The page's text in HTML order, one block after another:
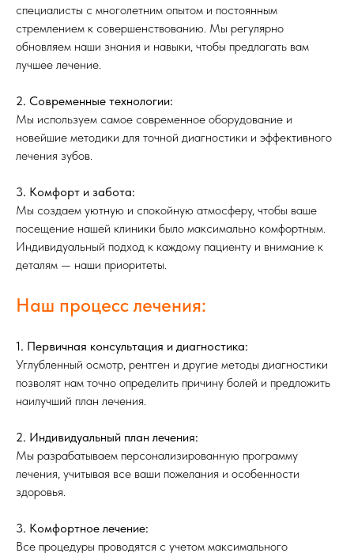
специалисты с многолетним опытом и постоянным
стремлением к совершенствованию. Мы регулярно
обновляем наши знания и навыки, чтобы предлагать вам
лучшее лечение.
2. Современные технологии:
Мы используем самое современное оборудование и
новейшие методики для точной диагностики и эффективного
лечения зубов.
3. Комфорт и забота:
Мы создаем уютную и спокойную атмосферу, чтобы ваше
посещение нашей клиники было максимально комфортным.
Индивидуальный подход к каждому пациенту и внимание к
деталям — наши приоритеты.
Наш процесс лечения:
1. Первичная консультация и диагностика:
Углубленный осмотр, рентген и другие методы диагностики
позволят нам точно определить причину болей и предложить
наилучший план лечения.
2. Индивидуальный план лечения:
Мы разрабатываем персонализированную программу
лечения, учитывая все ваши пожелания и особенности
здоровья.
3. Комфортное лечение:
Все процедуры проводятся с учетом максимального